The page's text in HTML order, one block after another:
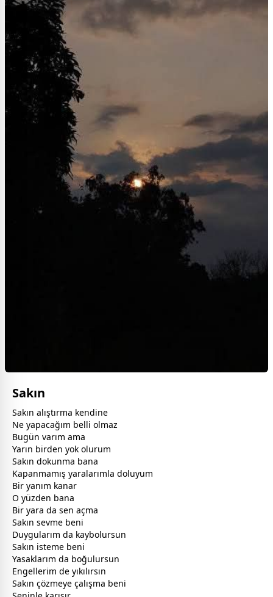
Sakın
Sakın alıştırma kendine
Ne yapacağım belli olmaz
Bugün varım ama
Yarın birden yok olurum
Sakın dokunma bana
Kapanmamış yaralarımla doluyum
Bir yanım kanar
O yüzden bana
Bir yara da sen açma
Sakın sevme beni
Duygularım da kaybolursun
Sakın isteme beni
Yasaklarım da boğulursun
Engellerim de yıkılırsın
Sakın çözmeye çalışma beni